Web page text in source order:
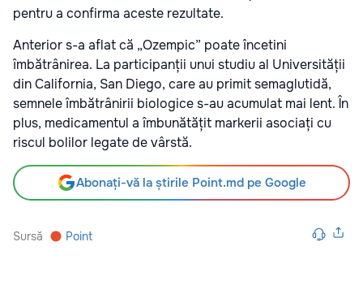
pentru a confirma aceste rezultate.
Anterior s-a aflat că „Ozempic” poate încetini
îmbătrânirea. La participanții unui studiu al Universității
din California, San Diego, care au primit semaglutidă,
semnele îmbătrânirii biologice s-au acumulat mai lent. În
plus, medicamentul a îmbunătățit markerii asociați cu
riscul bolilor legate de vârstă.
Abonați-vă la știrile Point.md pe Google
Sursă Point